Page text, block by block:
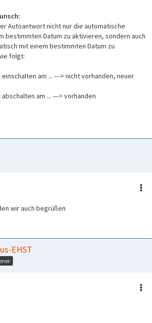
Autoantwort nicht nur die automatische
bestimmten Datum zu aktivieren, sondern auch
mit einem bestimmten Datum zu
folgt:
am ... ---> nicht vorhanden, neuer
am ... ---> vorhanden
wir auch begrüßen
EHST